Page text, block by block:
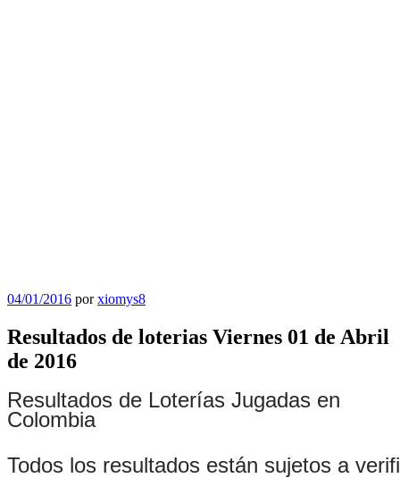
Publicado
04/01/2016 porxiomys8
Resultados de loterias Viernes 01 de Abril
de 2016
Resultados de Loterías Jugadas en
Colombia
Todos los resultados están sujetos a